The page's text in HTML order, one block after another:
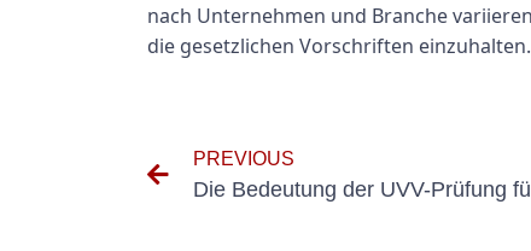
nach Unternehmen und Branche
die gesetzlichen Vorschriften einzuhalten.
PREVIOUS